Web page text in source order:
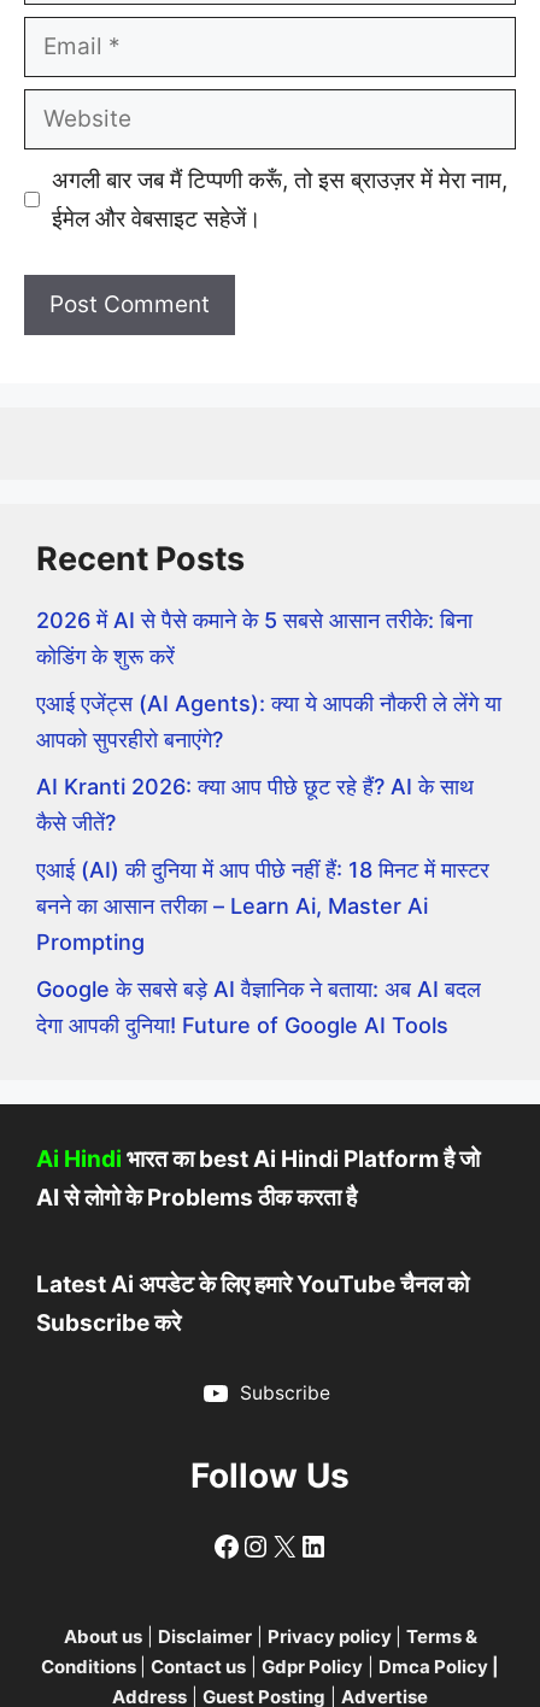
Email
Website
अगली बार जब मैं टिप्पणी करूँ, तो इस ब्राउज़र में मेरा नाम,
ईमेल और वेबसाइट सहेजें।
Recent Posts
2026 में AI से पैसे कमाने के 5 सबसे आसान तरीके: बिना
कोडिंग के शुरू करें
एआई एजेंट्स (AI Agents): क्या ये आपकी नौकरी ले लेंगे या
आपको सुपरहीरो बनाएंगे?
AI Kranti 2026: क्या आप पीछे छूट रहे हैं? AI के साथ
कैसे जीतें?
एआई (AI) की दुनिया में आप पीछे नहीं हैं: 18 मिनट में मास्टर
बनने का आसान तरीका – Learn Ai, Master Ai
Prompting
Google के सबसे बड़े AI वैज्ञानिक ने बताया: अब AI बदल
देगा आपकी दुनिया! Future of Google AI Tools
Ai Hindi भारत का best Ai Hindi Platform है जो
AI से लोगो के Problems ठीक करता है
Latest Ai अपडेट के लिए हमारे YouTube चैनल को
Subscribe करे
Subscribe
Follow Us
Follow
Follow
X LinkedIn
About us| Disclaimer| Privacy policy
Terms &
Conditions
Contact us Gdpr Policy Dmca Policy
Address
Guest Posting Advertise